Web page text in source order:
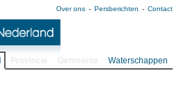
Over ons Persberichten Contact
Waterschappen